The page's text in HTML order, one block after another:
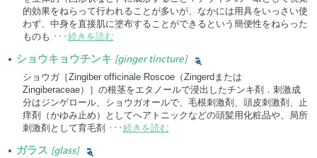
的効果をねらって行われることが多いが、なかには用具をいっさい使
わず、中身を直接肌に塗布することができるという簡便性をねらった
ものも ･･･ 続きを読む
ショウキョウチンキ [ginger tincture]
ショウガ［Zingiber officinale Roscoe（Zingerdまたは
Zingiberaceae）］の根茎をエタノールで浸出したチンキ剤．刺激成
分はジンゲロール、ショウガオールで、毛根刺激剤、頭皮刺激剤、止
痒剤（かゆみ止め）としてへアトニックなどの頭髪用化粧品や、局所
刺激剤として育毛剤 ･･･ 続きを読む
ガラス [glass]